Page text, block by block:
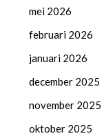
mei 2026
februari 2026
januari 2026
december 2025
november 2025
oktober 2025